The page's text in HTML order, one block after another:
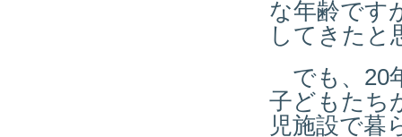
な年齢です
してきたと
でも、20
子どもたち
児施設で暮